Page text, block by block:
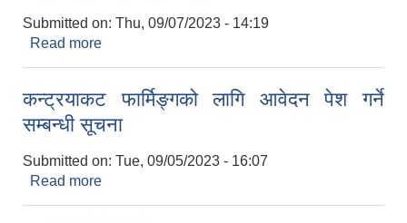
Submitted on: Thu, 09/07/2023 - 14:19
Read more
कन्ट्रयाकट फार्मिङ्गको लागि आवेदन पेश गर्ने
सम्बन्धी सूचना
Submitted on: Tue, 09/05/2023 - 16:07
Read more